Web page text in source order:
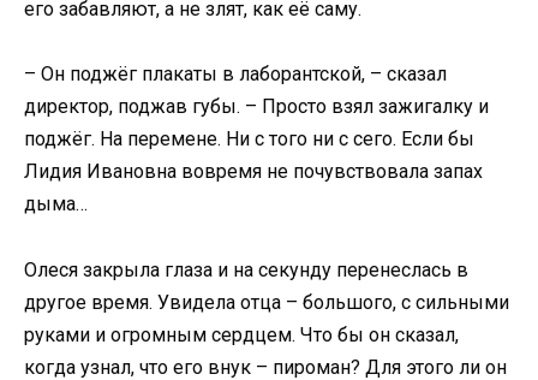
его забавляют, а не злят, как её саму.
– Он поджёг плакаты в лаборантской, – сказал
директор, поджав губы. – Просто взял зажигалку и
поджёг. На перемене. Ни с того ни с сего. Если бы
Лидия Ивановна вовремя не почувствовала запах
дыма…
Олеся закрыла глаза и на секунду перенеслась в
другое время. Увидела отца – большого, с сильными
руками и огромным сердцем. Что бы он сказал,
когда узнал, что его внук – пироман? Для этого ли он